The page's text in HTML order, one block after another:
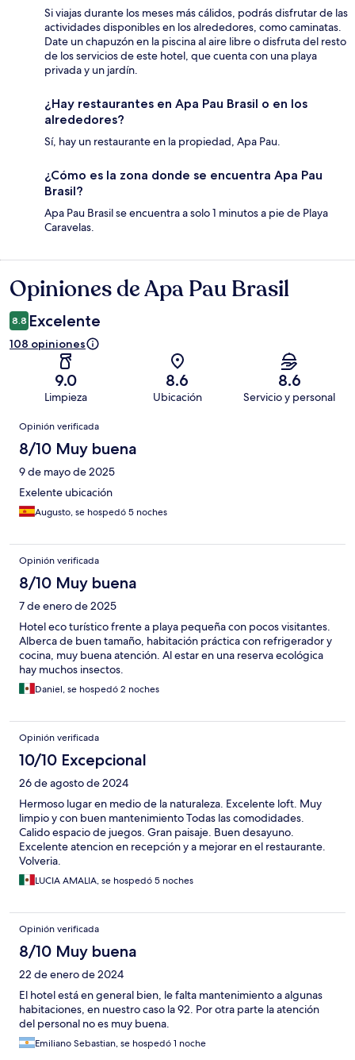
Si viajas durante los meses más cálidos, podrás disfrutar de las
actividades disponibles en los alrededores, como caminatas.
Date un chapuzón en la piscina al aire libre o disfruta del resto
de los servicios de este hotel, que cuenta con una playa
privada y un jardín.
¿Hay restaurantes en Apa Pau Brasil o en los
alrededores?
Sí, hay un restaurante en la propiedad, Apa Pau.
¿Cómo es la zona donde se encuentra Apa Pau
Brasil?
Apa Pau Brasil se encuentra a solo 1 minutos a pie de Playa
Caravelas.
Opiniones
Opiniones de Apa Pau Brasil
8.8 Excelente
108 opiniones
9.0
Limpieza
8.6
Ubicación
8.6
Servicio y personal
Opiniones
Opinión verificada
8/10 Muy buena
9 de mayo de 2025
Exelente ubicación
Augusto, se hospedó 5 noches
Opinión verificada
8/10 Muy buena
7 de enero de 2025
Hotel eco turístico frente a playa pequeña con pocos visitantes.
Alberca de buen tamaño, habitación práctica con refrigerador y
cocina, muy buena atención. Al estar en una reserva ecológica
hay muchos insectos.
Daniel, se hospedó 2 noches
Opinión verificada
10/10 Excepcional
26 de agosto de 2024
Hermoso lugar en medio de la naturaleza. Excelente loft. Muy
limpio y con buen mantenimiento Todas las comodidades.
Calido espacio de juegos. Gran paisaje. Buen desayuno.
Excelente atencion en recepción y a mejorar en el restaurante.
Volveria.
LUCIA AMALIA, se hospedó 5 noches
Opinión verificada
8/10 Muy buena
22 de enero de 2024
El hotel está en general bien, le falta mantenimiento a algunas
habitaciones, en nuestro caso la 92. Por otra parte la atención
del personal no es muy buena.
Emiliano Sebastian, se hospedó 1 noche